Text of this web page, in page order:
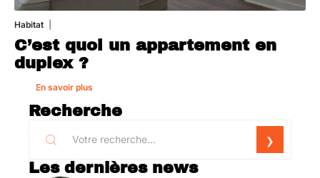
Habitat
C’est quoi un appartement en
duplex ?
En savoir plus
Recherche
Les dernières news